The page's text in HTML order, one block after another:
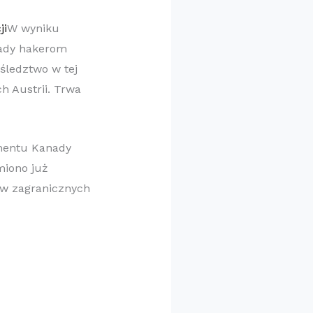
​W wyniku
hakerom
w tej
Austrii. Trwa
Kanady
już
zagranicznych